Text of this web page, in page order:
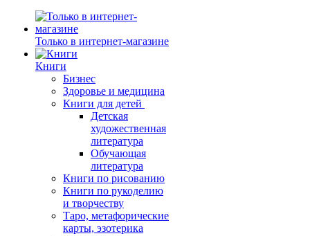
Только в интернет-магазине
Книги
Бизнес
Здоровье и медицина
Книги для детей
Детская
художественная
литература
Обучающая
литература
Книги по рисованию
Книги по рукоделию
и творчеству
Таро, метафорические
карты, эзотерика